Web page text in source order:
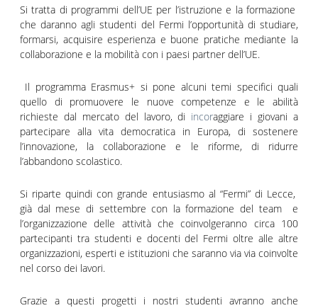
Si tratta di programmi dell’UE per l’istruzione e la formazione
che daranno agli studenti del Fermi l’opportunità di studiare,
formarsi, acquisire esperienza e buone pratiche mediante la
collaborazione e la mobilità con i paesi partner dell’UE.
Il programma Erasmus+ si pone alcuni temi specifici quali
quello di promuovere le nuove competenze e le abilità
richieste dal mercato del lavoro, di incoraggiare i giovani a
partecipare alla vita democratica in Europa, di sostenere
l’innovazione, la collaborazione e le riforme, di ridurre
l’abbandono scolastico.
Si riparte quindi con grande entusiasmo al “Fermi” di Lecce,
già dal mese di settembre con la formazione del team e
l’organizzazione delle attività che coinvolgeranno circa 100
partecipanti tra studenti e docenti del Fermi oltre alle altre
organizzazioni, esperti e istituzioni che saranno via via coinvolte
nel corso dei lavori.
Grazie a questi progetti i nostri studenti avranno anche